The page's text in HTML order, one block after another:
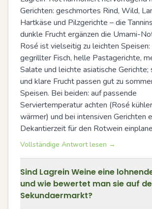
Gerichten: geschmortes Rind, Wild,
Hartkäse und Pilzgerichte – die
dunkle Frucht ergänzen die Umami-
Rosé ist vielseitig zu leichten
gegrillter Fisch, helle Pastagerichte,
Salate und leichte asiatische Gerichte;
und klare Frucht passen gut zu
Speisen. Bei beiden: auf passende
Serviertemperatur achten (Rosé
wärmer) und bei intensiven Gerichten
Dekantierzeit für den Rotwein
Vollständige Antwort lesen →
Sind Lagrein Weine eine
und wie bewertet man sie auf
Sekundaermarkt?